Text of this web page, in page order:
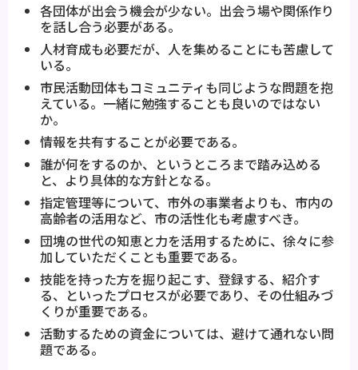
各団体が出会う機会が少ない。出会う場や関係作り
を話し合う必要がある。
人材育成も必要だが、人を集めることにも苦慮して
いる。
市民活動団体もコミュニティも同じような問題を抱
えている。一緒に勉強することも良いのではない
か。
情報を共有することが必要である。
誰が何をするのか、というところまで踏み込める
と、より具体的な方針となる。
指定管理等について、市外の事業者よりも、市内の
高齢者の活用など、市の活性化も考慮すべき。
団塊の世代の知恵と力を活用するために、徐々に参
加していただくことも重要である。
技能を持った方を掘り起こす、登録する、紹介す
る、といったプロセスが必要であり、その仕組みづ
くりが重要である。
活動するための資金については、避けて通れない問
題である。